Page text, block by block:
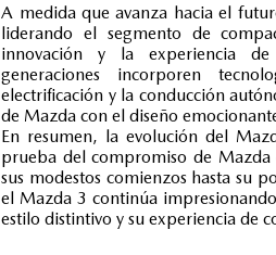
A medida que avanza hacia el
liderando el segmento de
innovación y la experiencia
generaciones incorporen
electrificación y la conducción
de Mazda con el diseño
En resumen, la evolución del
prueba del compromiso de Mazda
sus modestos comienzos hasta su
el Mazda 3 continúa
estilo distintivo y su experiencia de